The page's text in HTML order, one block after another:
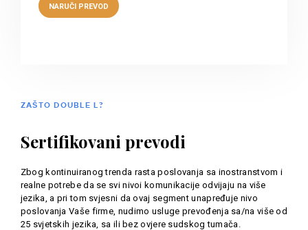
ZAŠTO DOUBLE L?
Sertifikovani prevodi
Zbog kontinuiranog trenda rasta poslovanja sa inostranstvom i
realne potrebe da se svi nivoi komunikacije odvijaju na više
jezika, a pri tom svjesni da ovaj segment unapređuje nivo
poslovanja Vaše firme, nudimo usluge prevođenja sa/na više od
25 svjetskih jezika, sa ili bez ovjere sudskog tumača.